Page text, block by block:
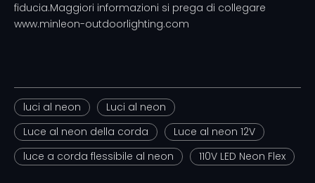
fiducia.Maggiori informazioni si prega di collegare
www.minleon-outdoorlighting.com
luci al neon
Luci al neon
Luce al neon della corda
Luce al neon 12V
luce a corda flessibile al neon
110V LED Neon Flex